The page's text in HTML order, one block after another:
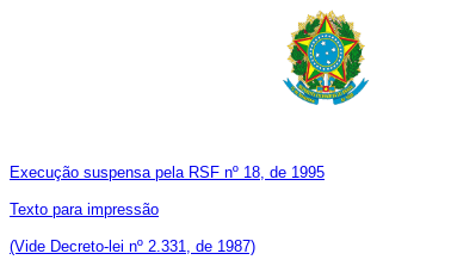
Execução suspensa pela RSF nº 18, de 1995
Texto para impressão
(Vide Decreto-lei nº 2.331, de 1987)